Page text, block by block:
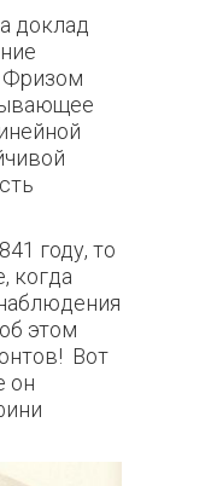
доклад
Фризом
году, то
когда
этом
Вот
он